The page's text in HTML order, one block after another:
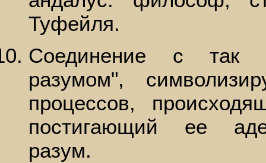
Туфейля.
Соединение с так
разумом",
процессов,
постигающий ее
разум.